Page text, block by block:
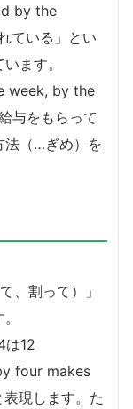
by the
ている」とい
ます。
week, by the
与をもらって
法（…ぎめ）を
、割って）」
は12
four makes
現します。た